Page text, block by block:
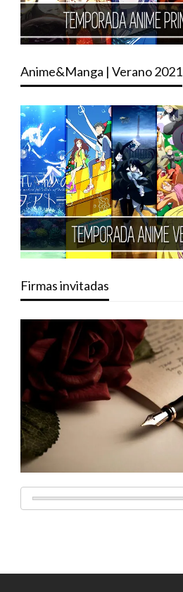
Anime&Manga | Verano 2021
Firmas invitadas